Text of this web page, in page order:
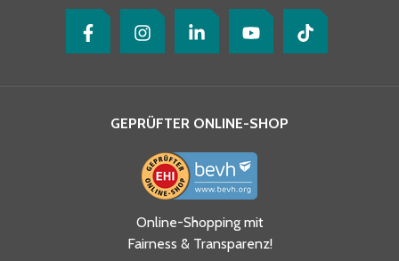
Ja, ich habe die
Datenschutzhinweise gelesen
und akzeptiere diese.
GEPRÜFTER ONLINE-SHOP
Online-Shopping mit
Fairness & Transparenz!